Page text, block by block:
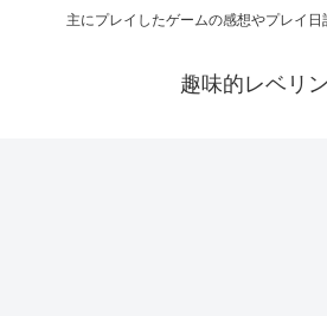
主にプレイしたゲームの感想やプレイ日
趣味的レベリ